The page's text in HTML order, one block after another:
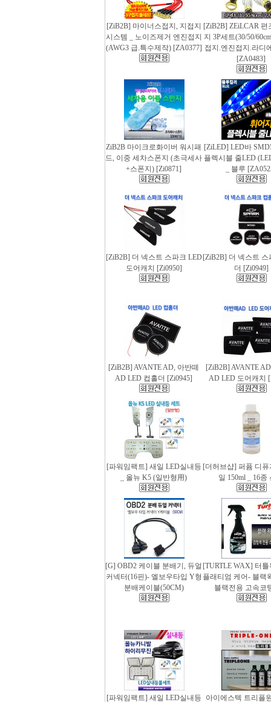
[ZiB2B] 마이너스접지, 지접지
시스템 _ 노이즈제거 엔진접지
(AWG3 급.특수제작) [ZA0377]
[ZiB2B] ZEiLCAR 편
지 3P세트(30/50/
접지.엔진접지.라디
[ZA0483]
ZiB2B 마이크로화이버 워시패
드, 이중 세차스폰지 (초극세사
+스폰지) [Zi0871]
[ZiLED] LED바
플렉시블 줄LED
_ 블루
[ZiB2B] 더 넥스트 스파크 LED
도어캐치 [Zi0950]
[ZiB2B] 더 넥스트 스
더 [Zi0949]
[ZiB2B] AVANTE AD, 아반떼
AD LED 컵홀더 [Zi0945]
[ZiB2B] AVANTE
AD LED 도어캐치
[파워임팩트] 새일 LED실내등
_ 올뉴 K5 (일반형用)
[더허브샵] 퍼퓸 디
일 150ml _ 16종
[G] OBD2 케이블 분배기, 듀얼
커넥터(16핀)- 엘보우타입 Y형
분배케이블(50CM)
[TURTLE WAX] 터
플래티엄 케어- 블랙
블랙전용 고속코
[파워임팩트] 새일 LED실내등 아이에스텍 트리플